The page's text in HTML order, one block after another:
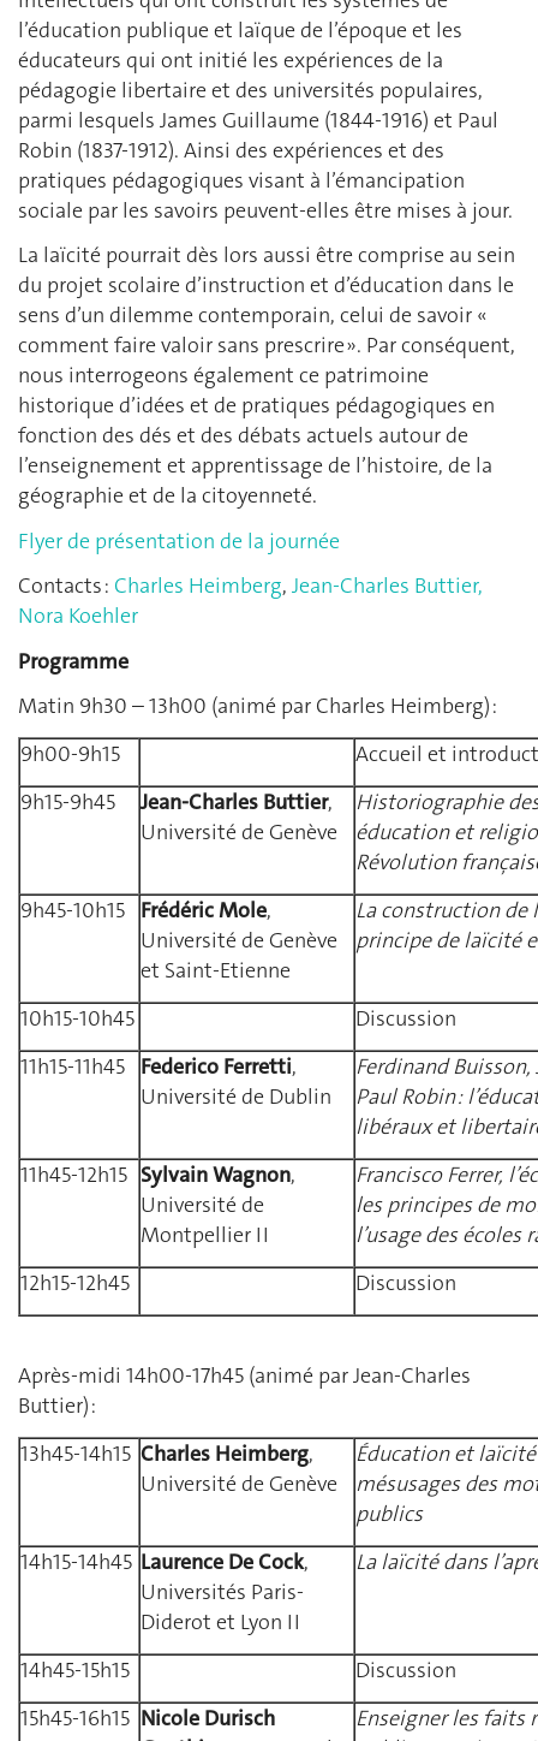
l’éducation publique et laïque de l’époque et les
éducateurs qui ont initié les expériences de la
pédagogie libertaire et des universités populaires,
parmi lesquels James Guillaume (1844-1916) et Paul
Robin (1837-1912). Ainsi des expériences et des
pratiques pédagogiques visant à l’émancipation
sociale par les savoirs peuvent-elles être mises à jour.
La laïcité pourrait dès lors aussi être comprise au sein
du projet scolaire d’instruction et d’éducation dans le
sens d’un dilemme contemporain, celui de savoir «
comment faire valoir sans prescrire ». Par conséquent,
nous interrogeons également ce patrimoine
historique d’idées et de pratiques pédagogiques en
fonction des dés et des débats actuels autour de
l’enseignement et apprentissage de l’histoire, de la
géographie et de la citoyenneté.
Flyer de présentation de la journée
Contacts : Charles Heimberg, Jean-Charles Buttier,
Nora Koehler
Programme
Matin 9h30 – 13h00 (animé par Charles Heimberg) :
9h00-9h15
Accueil et
9h15-9h45
Jean-Charles Buttier,
Université de Genève
Historiographie
éducation et
Révolution
9h45-10h15 Frédéric Mole,
Université de Genève
et Saint-Etienne
La construction de
principe de laïcité
10h15-10h45
Discussion
11h15-11h45 Federico Ferretti,
Université de Dublin
Ferdinand
Paul Robin :
libéraux et
11h45-12h15 Sylvain Wagnon,
Université de
Montpellier II
Francisco Ferrer,
les principes de
l’usage des écoles
12h15-12h45
Discussion
Après-midi 14h00-17h45 (animé par Jean-Charles
Buttier) :
13h45-14h15 Charles Heimberg,
Université de Genève
Éducation et laïcité
mésusages des
publics
14h15-14h45 Laurence De Cock,
Universités Paris-
Diderot et Lyon II
La laïcité dans
14h45-15h15
Discussion
15h45-16h15 Nicole Durisch
Enseigner les faits